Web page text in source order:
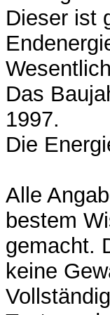
Dieser ist
Das
1997.
Die
Alle
bestem
gemacht.
keine